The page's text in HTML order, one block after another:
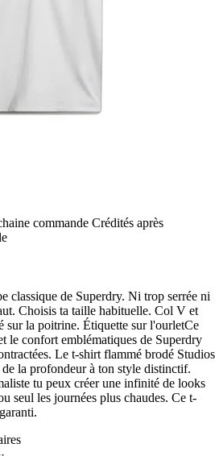
commande Crédités après
classique de Superdry. Ni trop serrée ni
Choisis ta taille habituelle. Col V et
sur la poitrine. Étiquette sur l'ourletCe
le confort emblématiques de Superdry
Le t-shirt flammé brodé Studios
la profondeur à ton style distinctif.
tu peux créer une infinité de looks
seul les journées plus chaudes. Ce t-